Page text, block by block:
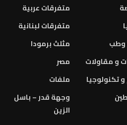
وطب
و مقاولات
تكنولوجيا
متفرقات عربية
متفرقات لبنانية
مثلث برمودا
مصر
ملفات
وجهة قدر – باسل
الزين